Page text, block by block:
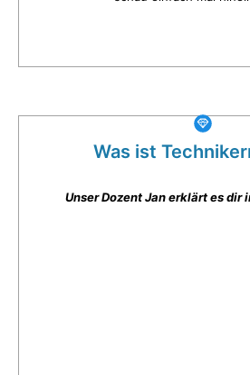
Was ist
Unser Dozent Jan erklärt es dir